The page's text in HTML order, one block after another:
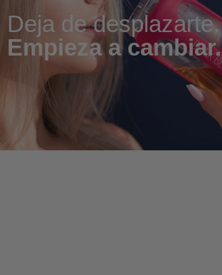
Deja de desplazarte.
Empieza a cambiar.